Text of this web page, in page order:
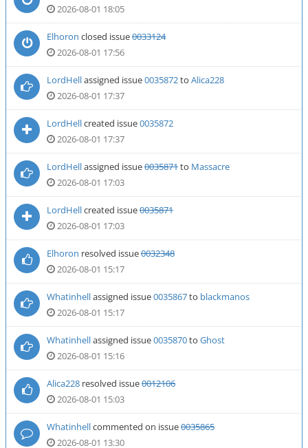
2026-08-01 18:05
Elhoron closed issue0033124
2026-08-01 17:56
LordHellassigned issue0035872to Alica228
2026-08-01 17:37
LordHellcreated issue0035872
2026-08-01 17:37
LordHellassigned issue0035871to Massacre
2026-08-01 17:03
LordHellcreated issue0035871
2026-08-01 17:03
Elhoron resolved issue0032348
2026-08-01 15:17
Whatinhellassigned issue0035867to blackmanos
2026-08-01 15:17
Whatinhellassigned issue0035870to Ghost
2026-08-01 15:16
Alica228 resolved issue0012106
2026-08-01 15:03
Whatinhellcommented on issue0035865
2026-08-01 13:30